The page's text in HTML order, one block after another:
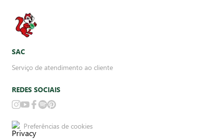
SAC
Serviço de atendimento ao cliente
REDES SOCIAIS
Preferências de cookies